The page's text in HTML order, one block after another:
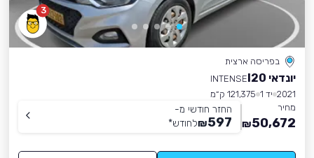
3
בפריסה ארצית
יונדאי I20
INTENSE
2021 יד 1
121,375 ק״מ
מחיר
50,672
₪
החזר חודשי מ-
597
₪לחודש*